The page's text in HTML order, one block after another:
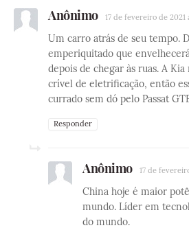
Anônimo 17 de fevereiro de 2021
Um carro atrás de seu tempo.
emperiquitado que
depois de chegar às ruas. A
crível de eletrificação, então
currado sem dó pelo Passat
Responder
Anônimo 17 de
China hoje é maior
mundo. Líder em
do mundo.